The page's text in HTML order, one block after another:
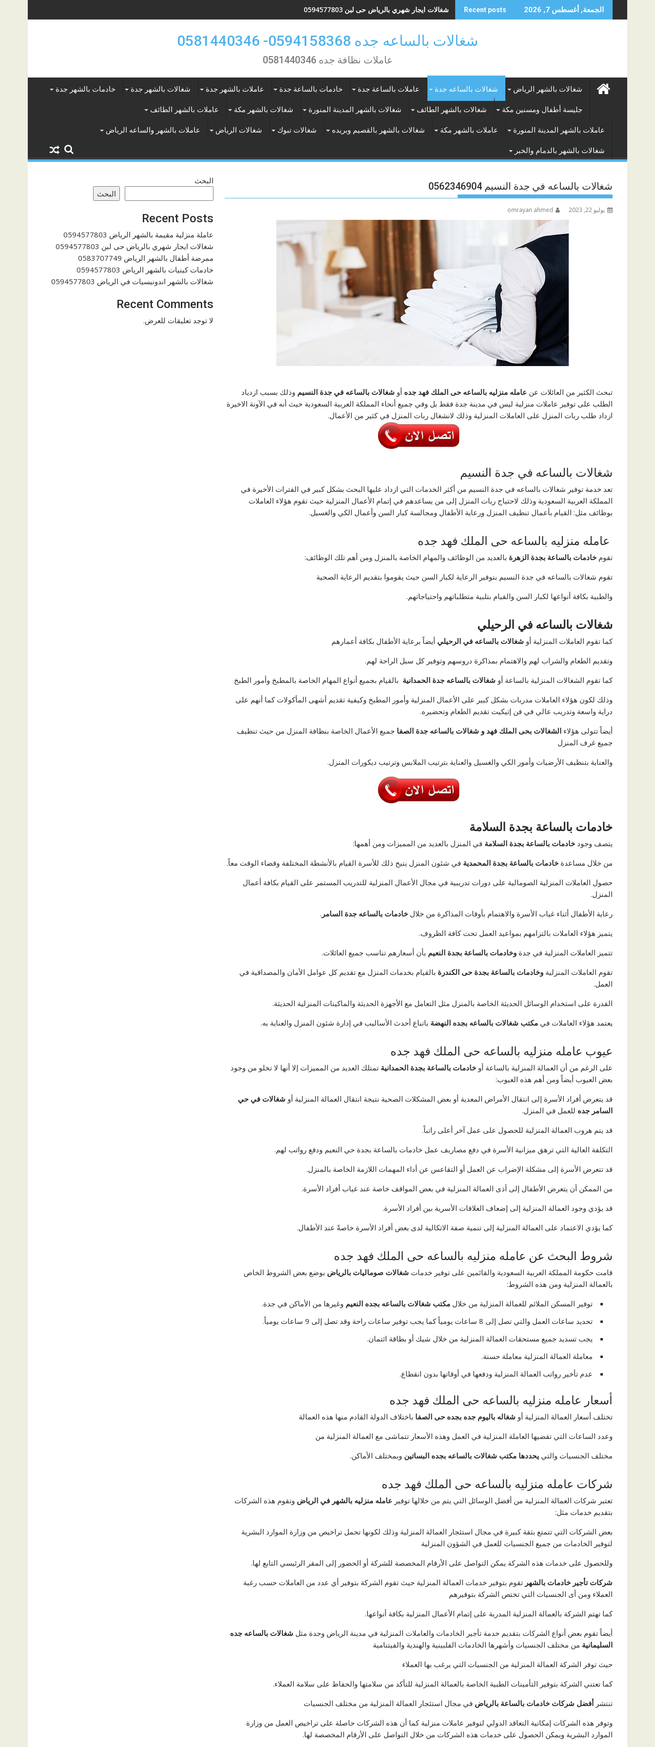
to
الجمعة, أغسطس 7, 2026 Recent posts شغالات ايجار شهري بالرياض حى لبن 0594577803
شغالات بالساعه جده 0594158368- 0581440346
عاملات نظافة جده 0581440346
شغالات بالشهر الرياض شغالات بالساعه جدة عاملات بالساعة جدة خادمات بالساعة جدة عاملات بالشهر جدة شغالات بالشهر جدة خادمات بالشهر جدة
جليسة أطفال ومسنين مكة شغالات بالشهر الطائف شغالات بالشهر المدينة المنورة شغالات بالشهر مكة عاملات بالشهر الطائف
عاملات بالشهر المدينة المنورة عاملات بالشهر مكة شغالات بالشهر بالقصيم وبريده شغالات تبوك شغالات الرياض عاملات بالشهر والساعه الرياض
شغالات بالشهر بالدمام والخبر
شغالات بالساعه في جدة النسيم 0562346904
يوليو 22, 2023 omrayan ahmed
تبحث الكثير من العائلات عن عامله منزليه بالساعه حى الملك فهد جده أو شغالات بالساعه في جدة النسيم وذلك بسبب ازدياد
الطلب على توفير عاملات منزلية ليس في مدينة جدة فقط بل وفي جميع أنحاء المملكة العربية السعودية حيث أنه في الآونة الاخيرة
ازداد طلب ربات المنزل على العاملات المنزلية وذلك لانشغال ربات المنزل في كثير من الأعمال.
شغالات بالساعه في جدة النسيم
تعد خدمة توفير شغالات بالساعه في جدة النسيم من أكثر الخدمات التي ازداد عليها البحث بشكل كبير في الفترات الأخيرة في
المملكة العربية السعودية وذلك لاحتياج ربات المنزل إلى من يساعدهم في إتمام الأعمال المنزلية حيث تقوم هؤلاء العاملات
بوظائف مثل: القيام بأعمال تنظيف المنزل ورعاية الأطفال ومجالسة كبار السن وأعمال الكي والغسيل.
عامله منزليه بالساعه حى الملك فهد جده
تقوم خادمات بالساعة بجدة الزهرة بالعديد من الوظائف والمهام الخاصة بالمنزل ومن أهم تلك الوظائف:
تقوم شغالات بالساعه في جدة النسيم بتوفير الرعاية لكبار السن حيث يقوموا بتقديم الرعاية الصحية
والطبية بكافة أنواعها لكبار السن والقيام بتلبية متطلباتهم واحتياجاتهم.
شغالات بالساعه في الرحيلي
كما تقوم العاملات المنزلية أو شغالات بالساعه في الرحيلي أيضاً برعاية الأطفال بكافة أعمارهم
وتقديم الطعام والشراب لهم والاهتمام بمذاكرة دروسهم وتوفير كل سبل الراحة لهم.
كما تقوم الشغالات المنزلية بالساعة أو شغالات بالساعه جدة الحمدانية بالقيام بجميع أنواع المهام الخاصة بالمطبخ وأمور الطبخ
وذلك لكون هؤلاء العاملات مدربات بشكل كبير على الأعمال المنزلية وأمور المطبخ وكيفية تقديم أشهى المأكولات كما أنهم على
دراية واسعة وتدريب عالي في فن إتيكيت تقديم الطعام وتحضيره.
أيضاً تتولى هؤلاء الشغالات بحى الملك فهد و شغالات بالساعه جدة الصفا جميع الأعمال الخاصة بنظافة المنزل من حيث تنظيف
جميع غرف المنزل
والعناية بتنظيف الأرضيات وأمور الكي والغسيل والعناية بترتيب الملابس وترتيب ديكورات المنزل.
خادمات بالساعة بجدة السلامة
يتصف وجود خادمات بالساعة بجدة السلامة في المنزل بالعديد من المميزات ومن أهمها:
من خلال مساعدة خادمات بالساعة بجدة المحمدية في شئون المنزل يتيح ذلك للأسرة القيام بالأنشطة المختلفة وقضاء الوقت معاً.
حصول العاملات المنزلية الصومالية على دورات تدريبية في مجال الأعمال المنزلية للتدريب المستمر على القيام بكافة أعمال
المنزل.
رعاية الأطفال أثناء غياب الأسرة والاهتمام بأوقات المذاكرة من خلال خادمات بالساعه جدة السامر .
يتميز هؤلاء العاملات بالتزامهم بمواعيد العمل تحت كافة الظروف.
تتميز العاملات المنزلية في جدة وخادمات بالساعة بجدة النعيم بأن أسعارهم تناسب جميع العائلات.
تقوم العاملات المنزلية وخادمات بالساعة بجدة حى الكندرة بالقيام بخدمات المنزل مع تقديم كل عوامل الأمان والمصداقية في
العمل.
القدرة على استخدام الوسائل الحديثة الخاصة بالمنزل مثل التعامل مع الأجهزة الحديثة والماكينات المنزلية الحديثة.
يعتمد هؤلاء العاملات في مكتب شغالات بالساعه بجده النهضة باتباع أحدث الأساليب في إدارة شئون المنزل والعناية به.
عيوب عامله منزليه بالساعه حى الملك فهد جده
على الرغم من أن العمالة المنزلية بالساعة أو خادمات بالساعة بجدة الحمدانية تمتلك العديد من المميزات إلا أنها لا تخلو من وجود
بعض العيوب أيضاً ومن أهم هذه العيوب:
قد يتعرض أفراد الأسرة إلى انتقال الأمراض المعدية أو بعض المشكلات الصحية نتيجة انتقال العمالة المنزلية أو شغالات في حي
السامر جده للعمل في المنزل.
قد يتم هروب العمالة المنزلية للحصول على عمل آخر أعلى راتباً.
التكلفة العالية التي ترهق ميزانية الأسرة في دفع مصاريف عمل خادمات بالساعة بجدة حي النعيم ودفع رواتب لهم.
قد تتعرض الأسرة إلى مشكلة الإضراب عن العمل أو التقاعس عن أداء المهمات اللازمة الخاصة بالمنزل.
من الممكن أن يتعرض الأطفال إلى أذى العمالة المنزلية في بعض المواقف خاصة عند غياب أفراد الأسرة.
قد يؤدي وجود العمالة المنزلية إلى إضعاف العلاقات الأسرية بين أفراد الأسرة.
كما يؤدي الاعتماد على العمالة المنزلية إلى تنمية صفة الاتكالية لدى بعض أفراد الأسرة خاصةً عند الأطفال.
شروط البحث عن عامله منزليه بالساعه حى الملك فهد جده
قامت حكومة المملكة العربية السعودية والقائمين على توفير خدمات شغالات صوماليات بالرياض بوضع بعض الشروط الخاص
بالعمالة المنزلية ومن هذه الشروط:
توفير المسكن الملائم للعمالة المنزلية من خلال مكتب شغالات بالساعه بجده النعيم وغيرها من الأماكن في جدة.
تحديد ساعات العمل والتي تصل إلى 8 ساعات يومياً كما يجب توفير ساعات راحة وقد تصل إلى 9 ساعات يومياً.
يجب تسديد جميع مستحقات العمالة المنزلية من خلال شيك أو بطاقة ائتمان.
معاملة العمالة المنزلية معاملة حسنة.
عدم تأخير رواتب العمالة المنزلية ودفعها في أوقاتها بدون انقطاع.
أسعار عامله منزليه بالساعه حى الملك فهد جده
تختلف أسعار العمالة المنزلية أو شغاله باليوم جده بجده حى الصفا باختلاف الدولة القادم منها هذه العمالة
وعدد الساعات التي تقضيها العاملة المنزلية في العمل وهذه الأسعار تتماشى مع العمالة المنزلية من
مختلف الجنسيات والتي يحددها مكتب شغالات بالساعه بجده البساتين وبمختلف الأماكن.
شركات عامله منزليه بالساعه حى الملك فهد جده
تعتبر شركات العمالة المنزلية من أفضل الوسائل التي يتم من خلالها توفير عامله منزليه بالشهر في الرياض وتقوم هذه الشركات
بتقديم خدمات مثل:
بعض الشركات التي تتمتع بثقة كبيرة في مجال استئجار العمالة المنزلية وذلك لكونها تحمل تراخيص من وزارة الموارد البشرية
لتوفير الخادمات من جميع الجنسيات للعمل في الشؤون المنزلية
وللحصول على خدمات هذه الشركة يمكن التواصل على الأرقام المخصصة للشركة أو الحضور إلى المقر الرئيسي التابع لها.
شركات تأجير خادمات بالشهر تقوم بتوفير خدمات العمالة المنزلية حيث تقوم الشركة بتوفير أي عدد من العاملات حسب رغبة
العملاء ومن أى الجنسيات التي تختص الشركة بتوفيرهم
كما تهتم الشركة بالعمالة المنزلية المدربة على إتمام الأعمال المنزلية بكافة أنواعها.
أيضاً تقوم بعض أنواع الشركات بتقديم خدمة تأجير الخادمات والعاملات المنزلية في مدينة الرياض وجدة مثل شغالات بالساعه جده
السليمانية من مختلف الجنسيات وأشهرها الخادمات الفلبينية والهندية والفيتنامية
حيث توفر الشركة العمالة المنزلية من الجنسيات التي يرغب بها العملاء
كما تعتني الشركة بتوفير التأمينات الطبية الخاصة بالعمالة المنزلية للتأكد من سلامتها والحفاظ على سلامة العملاء.
تنتشر أفضل شركات خادمات بالساعة بالرياض في مجال استئجار العمالة المنزلية من مختلف الجنسيات
وتوفر هذه الشركات إمكانية التعاقد الدولي لتوفير عاملات منزلية كما أن هذه الشركات حاصلة على تراخيص العمل من وزارة
الموارد البشرية ويمكن الحصول على خدمات هذه الشركات من خلال التواصل على الأرقام المخصصة لها.
البحث
البحث
Recent Posts
عاملة منزلية مقيمة بالشهر الرياض 0594577803
شغالات ايجار شهري بالرياض حى لبن 0594577803
ممرضة أطفال بالشهر الرياض 0583707749
خادمات كينيات بالشهر الرياض 0594577803
شغالات بالشهر اندونيسيات في الرياض 0594577803
Recent Comments
لا توجد تعليقات للعرض.